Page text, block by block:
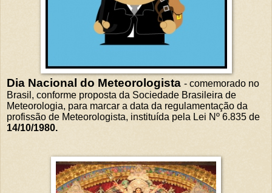
Dia Nacional do Meteorologista - comemorado no
Brasil, conforme proposta da Sociedade Brasileira de
Meteorologia, para marcar a data da regulamentação da
profissão de Meteorologista, instituída pela Lei Nº 6.835 de
14/10/1980.